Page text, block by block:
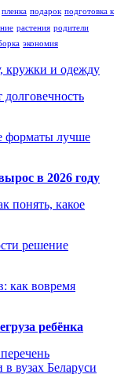
пленка подарок подготовка к
растения родители
экономия
кружки и одежду
форматы лучше
в 2026 году
понять, какое
решение
как вовремя
ребёнка
вузах Беларуси